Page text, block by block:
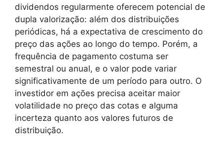
dividendos regularmente oferecem potencial de
dupla valorização: além dos distribuições
periódicas, há a expectativa de crescimento do
preço das ações ao longo do tempo. Porém, a
frequência de pagamento costuma ser
semestral ou anual, e o valor pode variar
significativamente de um período para outro. O
investidor em ações precisa aceitar maior
volatilidade no preço das cotas e alguma
incerteza quanto aos valores futuros de
distribuição.